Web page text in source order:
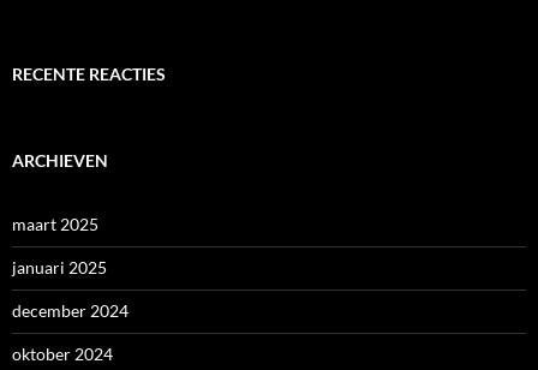
RECENTE REACTIES
ARCHIEVEN
maart 2025
januari 2025
december 2024
oktober 2024